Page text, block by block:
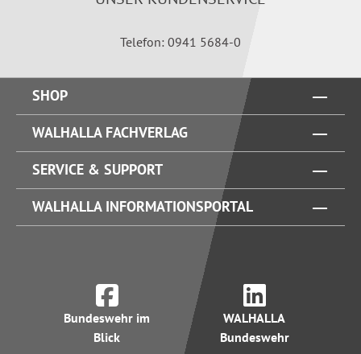
Telefon: 0941 5684-0
SHOP
WALHALLA FACHVERLAG
SERVICE & SUPPORT
WALHALLA INFORMATIONSPORTAL
Bundeswehr im
Blick
WALHALLA
Bundeswehr